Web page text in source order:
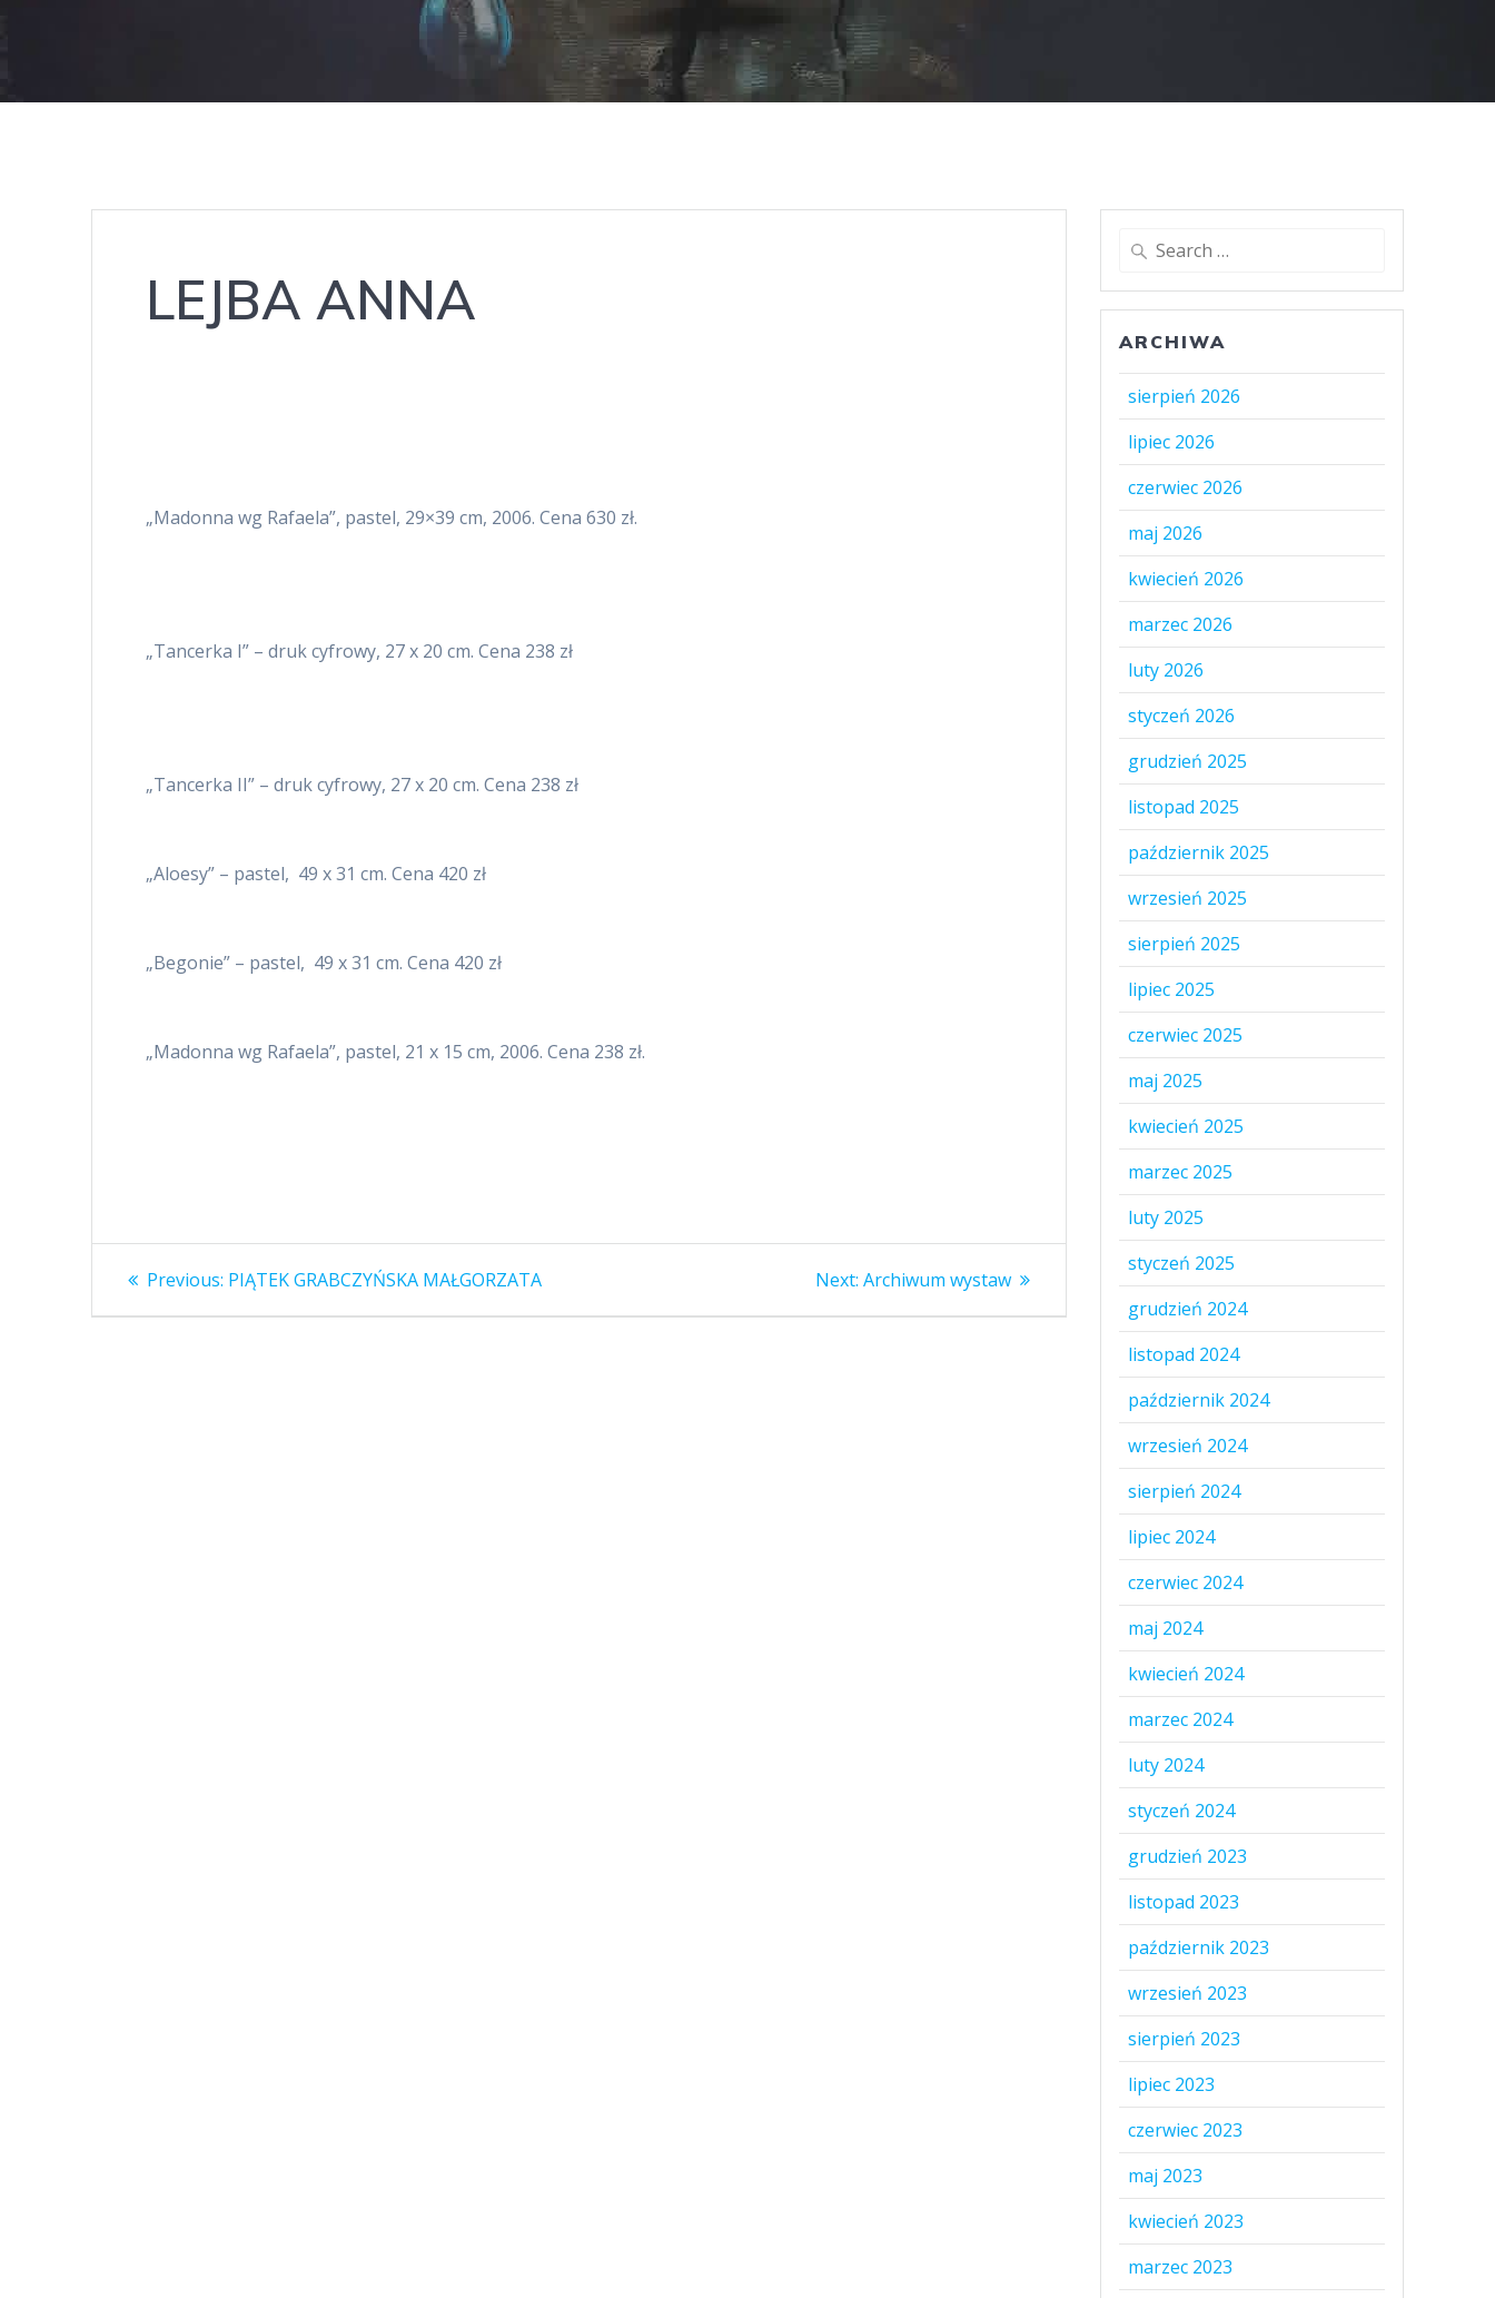
LEJBA ANNA
„Madonna wg Rafaela”, pastel, 29×39 cm, 2006. Cena 630 zł.
„Tancerka I” – druk cyfrowy, 27 x 20 cm. Cena 238 zł
„Tancerka II” – druk cyfrowy, 27 x 20 cm. Cena 238 zł
„Aloesy” – pastel, 49 x 31 cm. Cena 420 zł
„Begonie” – pastel, 49 x 31 cm. Cena 420 zł
„Madonna wg Rafaela”, pastel, 21 x 15 cm, 2006. Cena 238 zł.
Nawigacja
wpisu
Previous: Previous
PIĄTEK GRABCZYŃSKA MAŁGORZATA Next: Next
Archiwum wystaw
Search
ARCHIWA
sierpień 2026
lipiec 2026
czerwiec 2026
maj 2026
kwiecień 2026
marzec 2026
luty 2026
styczeń 2026
grudzień 2025
listopad 2025
październik 2025
wrzesień 2025
sierpień 2025
lipiec 2025
czerwiec 2025
maj 2025
kwiecień 2025
marzec 2025
luty 2025
styczeń 2025
grudzień 2024
listopad 2024
październik 2024
wrzesień 2024
sierpień 2024
lipiec 2024
czerwiec 2024
maj 2024
kwiecień 2024
marzec 2024
luty 2024
styczeń 2024
grudzień 2023
listopad 2023
październik 2023
wrzesień 2023
sierpień 2023
lipiec 2023
czerwiec 2023
maj 2023
kwiecień 2023
marzec 2023